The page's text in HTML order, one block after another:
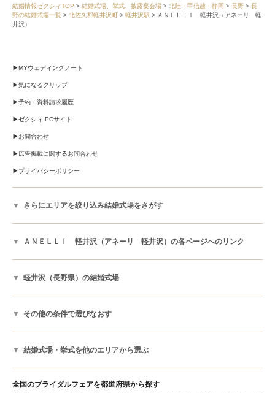
結婚情報ゼクシィTOP 結婚式場、挙式、披露宴会場 北陸・甲信越・静岡 長野
長
野の結婚式場一覧
北佐久郡軽井沢町 軽井沢駅
ＡＮＥＬＬＩ 軽井沢（アネーリ 軽
井沢）
MYウェディングノート
気になるクリップ
予約・資料請求履歴
ゼクシィ PCサイト
お問合わせ
広告掲載に関するお問合わせ
プライバシーポリシー
さらにエリアを絞り込み結婚式場をさがす
ＡＮＥＬＬＩ 軽井沢（アネーリ 軽井沢）の各ページへのリンク
軽井沢（長野県）の結婚式場
その他の条件で選びなおす
結婚式場・挙式を他のエリアから選ぶ
全国のブライダルフェアを都道府県から探す